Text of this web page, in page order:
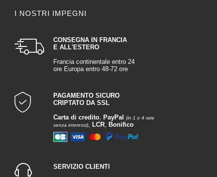
I NOSTRI IMPEGNI
CONSEGNA IN FRANCIA
E ALL'ESTERO
Francia continentale entro 24
ore Europa entro 48-72 ore
PAGAMENTO SICURO
CRIPTATO DA SSL
Carta di credito, PayPal
(in 1 o 4 rate
senza interessi), LCR, Bonifico
SERVIZIO CLIENTI